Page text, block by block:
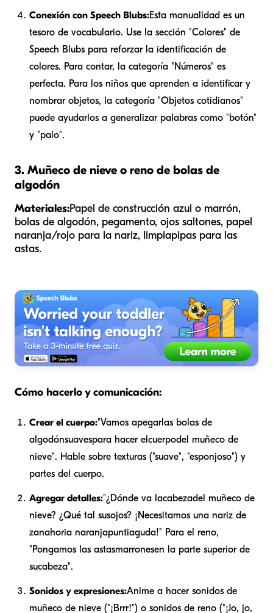
Conexión con Speech Blubs:Esta manualidad es un
tesoro de vocabulario. Use la sección "Colores" de
Speech Blubs para reforzar la identificación de
colores. Para contar, la categoría "Números" es
perfecta. Para los niños que aprenden a identificar y
nombrar objetos, la categoría "Objetos cotidianos"
puede ayudarlos a generalizar palabras como "botón"
y "palo".
3. Muñeco de nieve o reno de bolas de
algodón
Materiales:Papel de construcción azul o marrón,
bolas de algodón, pegamento, ojos saltones, papel
naranja/rojo para la nariz, limpiapipas para las
astas.
Cómo hacerlo y comunicación:
Crear el cuerpo:"Vamos apegarlas bolas de
algodónsuavespara hacer el cuerpodel muñeco de
nieve". Hable sobre texturas ("suave", "esponjoso") y
partes del cuerpo.
Agregar detalles:"¿Dónde va lacabezadel muñeco de
nieve? ¿Qué tal susojos? ¡Necesitamos una nariz de
zanahoria naranjapuntiaguda!" Para el reno,
"Pongamos las astasmarronesen la parte superior de
sucabeza".
Sonidos y expresiones:Anime a hacer sonidos de
muñeco de nieve ("¡Brrr!") o sonidos de reno ("¡Jo, jo,